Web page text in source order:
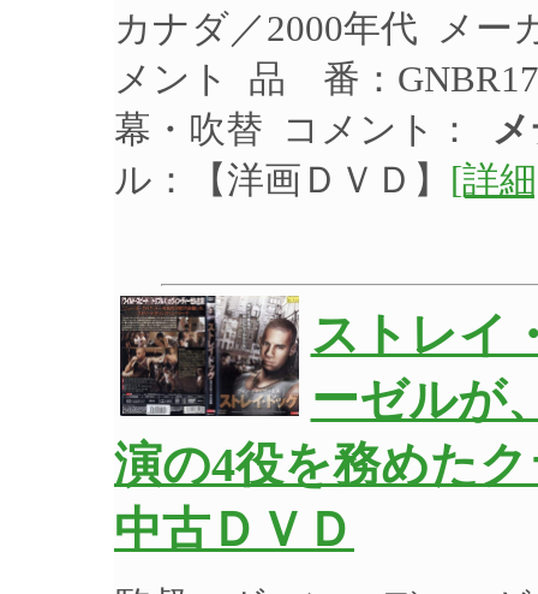
カナダ／2000年代 メー
メント 品 番：
幕・吹替 コメント：
ル：【洋画ＤＶＤ】 [詳
ストレイ
ーゼルが
演の4役を務めた
中古ＤＶＤ